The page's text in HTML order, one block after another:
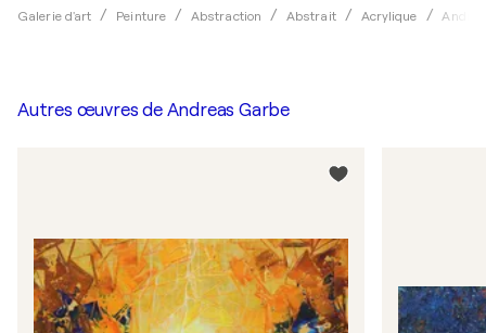
Galerie d'art Peinture Abstraction Abstrait Acrylique
Autres œuvres de Andreas Garbe